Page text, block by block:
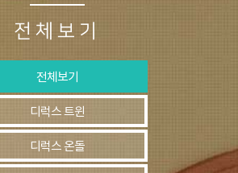
전체보기
전체보기
디럭스 트윈
디럭스 온돌